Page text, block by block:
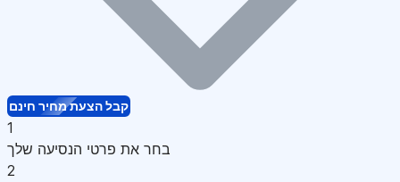
קבל הצעת מחיר חינם
1
בחר את פרטי הנסיעה שלך
2